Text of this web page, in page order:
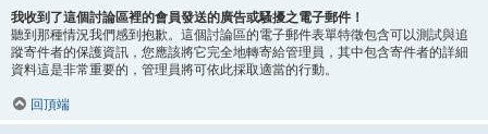
我收到了這個討論區裡的會員發送的廣告或騷擾之電子郵件！
聽到那種情況我們感到抱歉。這個討論區的電子郵件表單特徵包含可以測試與追
蹤寄件者的保護資訊，您應該將它完全地轉寄給管理員，其中包含寄件者的詳細
資料這是非常重要的，管理員將可依此採取適當的行動。
回頂端